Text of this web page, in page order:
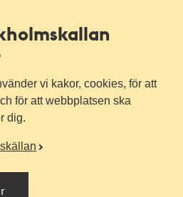
vi kakor, cookies, för att
för att webbplatsen ska
dig.